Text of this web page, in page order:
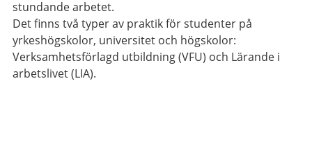
stundande arbetet.
Det finns två typer av praktik för studenter på
yrkeshögskolor, universitet och högskolor:
Verksamhetsförlagd utbildning (VFU) och Lärande i
arbetslivet (LIA).